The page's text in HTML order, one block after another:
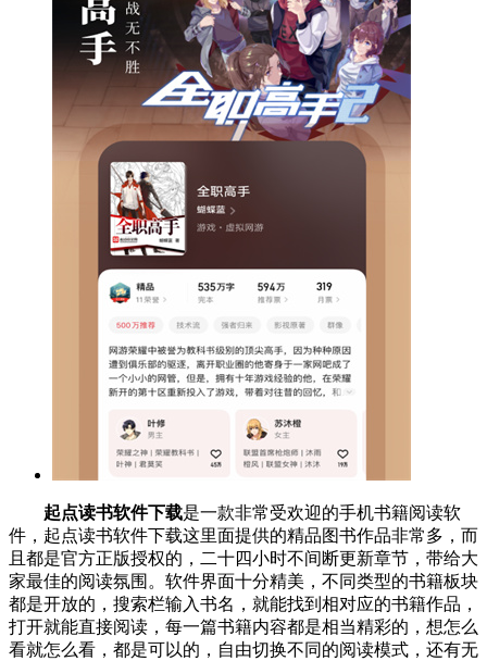
起点读书软件下载是一款非常受欢迎的手机书籍阅读软
件，起点读书软件下载这里面提供的精品图书作品非常多，而
且都是官方正版授权的，二十四小时不间断更新章节，带给大
家最佳的阅读氛围。软件界面十分精美，不同类型的书籍板块
都是开放的，搜索栏输入书名，就能找到相对应的书籍作品，
打开就能直接阅读，每一篇书籍内容都是相当精彩的，想怎么
看就怎么看，都是可以的，自由切换不同的阅读模式，还有无